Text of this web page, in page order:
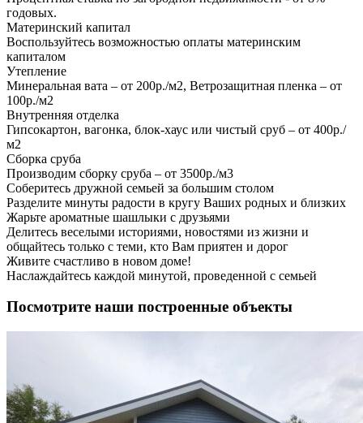
годовых.
Материнский капитал
Воспользуйтесь возможностью оплаты материнским
капиталом
Утепление
Минеральная вата – от 200р./м2, Ветрозащитная пленка – от
100р./м2
Внутренняя отделка
Гипсокартон, вагонка, блок-хаус или чистый сруб – от 400р./
м2
Сборка сруба
Производим сборку сруба – от 3500р./м3
Соберитесь дружной семьей за большим столом
Разделите минуты радости в кругу Ваших родных и близких
Жарьте ароматные шашлыки с друзьями
Делитесь веселыми историями, новостями из жизни и
общайтесь только с теми, кто Вам приятен и дорог
Живите счастливо в новом доме!
Наслаждайтесь каждой минутой, проведенной с семьей
Посмотрите наши построенные объекты